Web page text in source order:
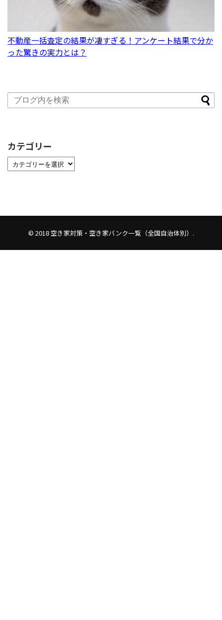
不動産一括査定の結果が凄すぎる！アンケート結果で分か
った驚きの実力とは？
カテゴリー
© 2018 空き家対策・空き家バンク一覧（全国自治体別） .